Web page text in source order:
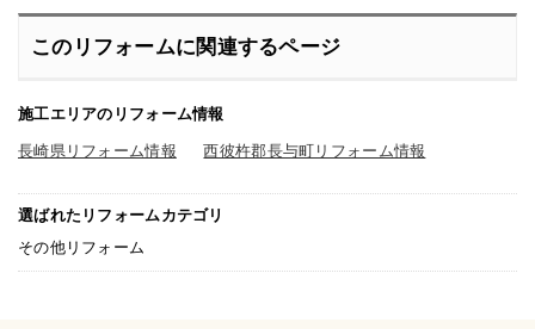
このリフォームに関連するページ
施工エリアのリフォーム情報
長崎県リフォーム情報 西彼杵郡長与町リフォーム情報
選ばれたリフォームカテゴリ
その他リフォーム